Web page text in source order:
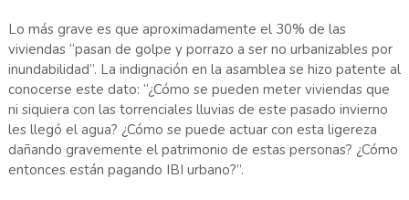
Lo más grave es que aproximadamente el 30% de las
viviendas “pasan de golpe y porrazo a ser no urbanizables por
inundabilidad”. La indignación en la asamblea se hizo patente al
conocerse este dato: “¿Cómo se pueden meter viviendas que
ni siquiera con las torrenciales lluvias de este pasado invierno
les llegó el agua? ¿Cómo se puede actuar con esta ligereza
dañando gravemente el patrimonio de estas personas? ¿Cómo
entonces están pagando IBI urbano?”.